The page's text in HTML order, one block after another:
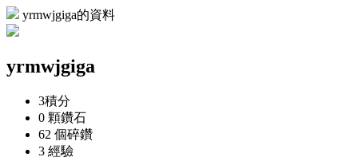
yrmwjgiga的資料
yrmwjgiga
3積分
0 顆鑽石
62 個碎鑽
3 經驗